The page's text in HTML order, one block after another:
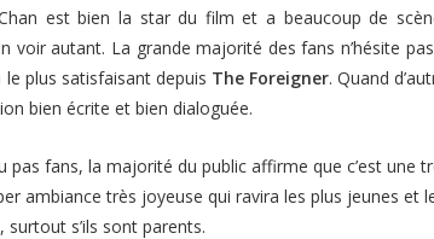
est bien la star du film et a beaucoup de
voir autant. La grande majorité des fans n’hésite
le plus satisfaisant depuis The Foreigner. Quand
bien écrite et bien dialoguée.
pas fans, la majorité du public affirme que c’est une
ambiance très joyeuse qui ravira les plus jeunes et
surtout s’ils sont parents.